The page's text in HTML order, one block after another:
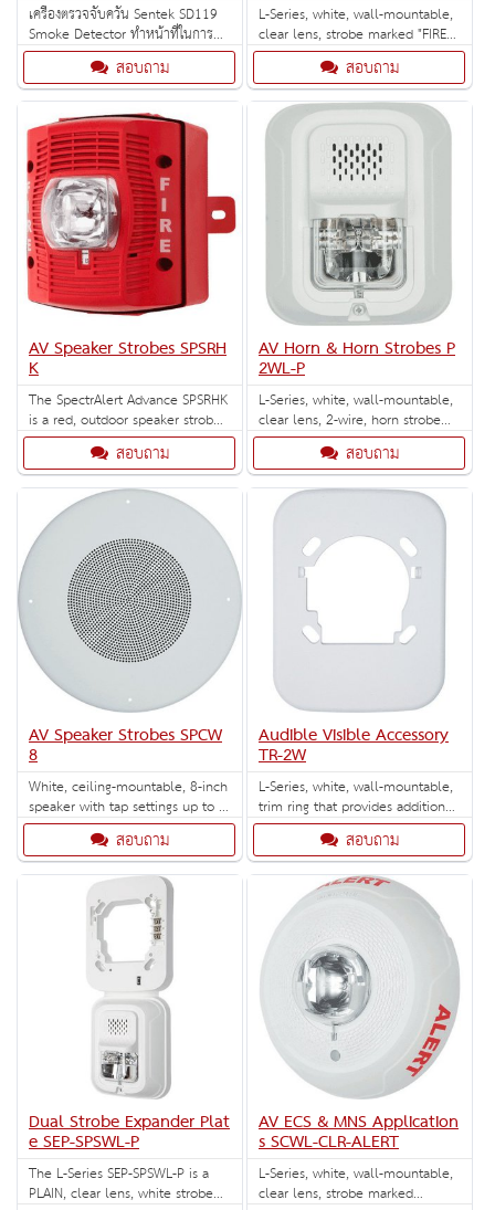
เครื่องตรวจจับควัน Sentek SD119
Smoke Detector ทำหน้าที่ในการ
ป้องกันการเกิดเหตุเพลิงไหม้ ตรวจจับ
ควันไฟ แล้วจะทำการส่งสัญญาณแจ้ง
เตือน
สอบถาม
L-Series, white, wall-mountable,
clear lens, strobe marked "FIRE".
Selectable strobe settings: 15,
30, 75, 95, 110, 135, and 185
cd.
สอบถาม
AV Speaker Strobes SPSRH
K
The SpectrAlert Advance SPSRHK
is a red, outdoor speaker strobe
for wall installations with
selectable strobe settings of
135, 150, 177, 185 cd.
สอบถาม
AV Horn & Horn Strobes P
2WL-P
L-Series, white, wall-mountable,
clear lens, 2-wire, horn strobe
that is unmarked. Selectable
strobe settings: 15, 30, 75, 95,
110, 135, and 185 cd.
สอบถาม
AV Speaker Strobes SPCW
8
White, ceiling-mountable, 8-inch
speaker with tap settings up to 8
Watts. สอบถาม
Audible Visible Accessory
TR-2W
L-Series, white, wall-mountable,
trim ring that provides additional
space in backbox (5 per box).
สอบถาม
Dual Strobe Expander Plat
e SEP-SPSWL-P
The L-Series SEP-SPSWL-P is a
PLAIN, clear lens, white strobe
AV ECS & MNS Application
s SCWL-CLR-ALERT
L-Series, white, wall-mountable,
clear lens, strobe marked